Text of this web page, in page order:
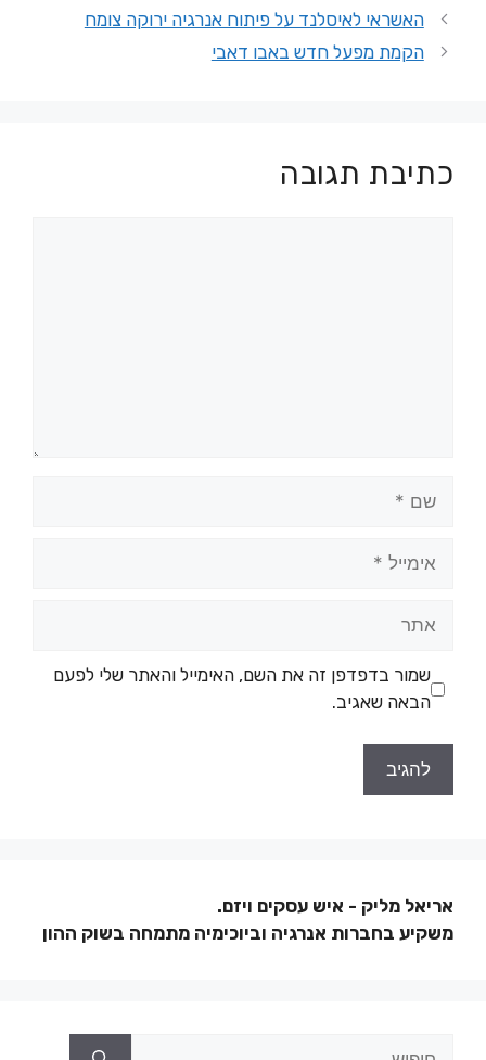
האשראי לאיסלנד על פיתוח אנרגיה ירוקה צומח
הקמת מפעל חדש באבו דאבי
כתיבת תגובה
שמור בדפדפן זה את השם, האימייל והאתר שלי לפעם
הבאה שאגיב.
אריאל מליק - איש עסקים ויזם.
משקיע בחברות אנרגיה וביוכימיה מתמחה בשוק ההון